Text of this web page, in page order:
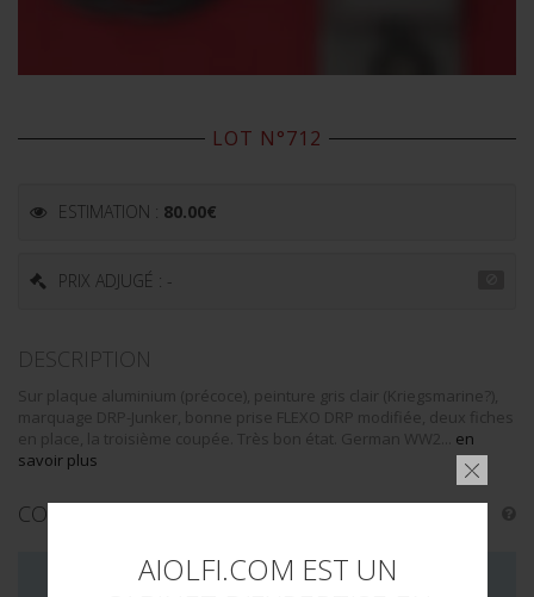
AIOLFI.COM EST UN
LOT N°712
ESTIMATION : 80.00€
PRIX ADJUGÉ : -
DESCRIPTION
Sur plaque aluminium (précoce), peinture gris clair (Kriegsmarine?),
marquage DRP-Junker, bonne prise FLEXO DRP modifiée, deux fiches
en place, la troisième coupée. Très bon état. German WW2... en
savoir plus
CONDITION :
LA VENTE DE CE LOT EST MAINTENANT TERMINÉE